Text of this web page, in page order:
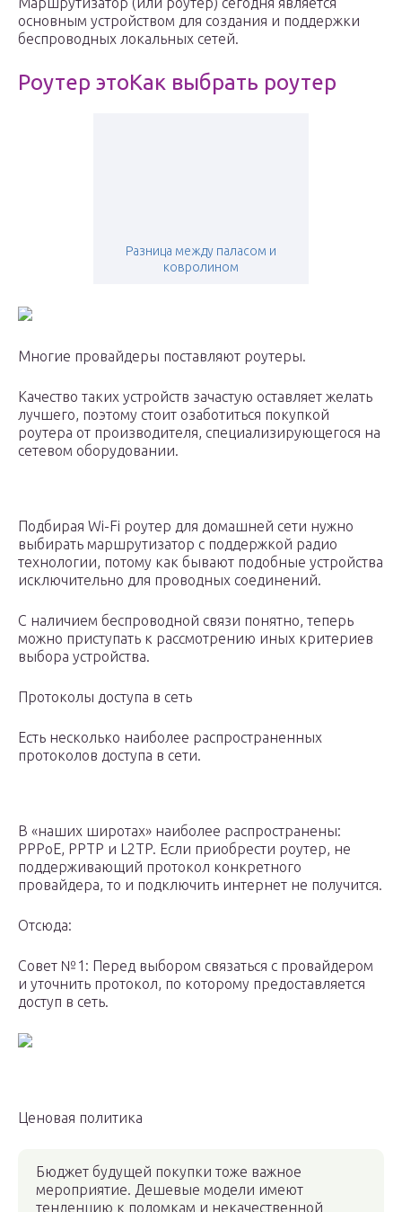
основным устройством для создания и поддержки
беспроводных локальных сетей.
Роутер этоКак выбрать роутер
Разница между паласом и
ковролином
Многие провайдеры поставляют роутеры.
Качество таких устройств зачастую оставляет желать
лучшего, поэтому стоит озаботиться покупкой
роутера от производителя, специализирующегося на
сетевом оборудовании.
Подбирая Wi-Fi роутер для домашней сети нужно
выбирать маршрутизатор с поддержкой радио
технологии, потому как бывают подобные устройства
исключительно для проводных соединений.
С наличием беспроводной связи понятно, теперь
можно приступать к рассмотрению иных критериев
выбора устройства.
Протоколы доступа в сеть
Есть несколько наиболее распространенных
протоколов доступа в сети.
В «наших широтах» наиболее распространены:
PPPoE, PPTP и L2TP. Если приобрести роутер, не
поддерживающий протокол конкретного
провайдера, то и подключить интернет не получится.
Отсюда:
Совет №1: Перед выбором связаться с провайдером
и уточнить протокол, по которому предоставляется
доступ в сеть.
Ценовая политика
Бюджет будущей покупки тоже важное
мероприятие. Дешевые модели имеют
тенденцию к поломкам и некачественной